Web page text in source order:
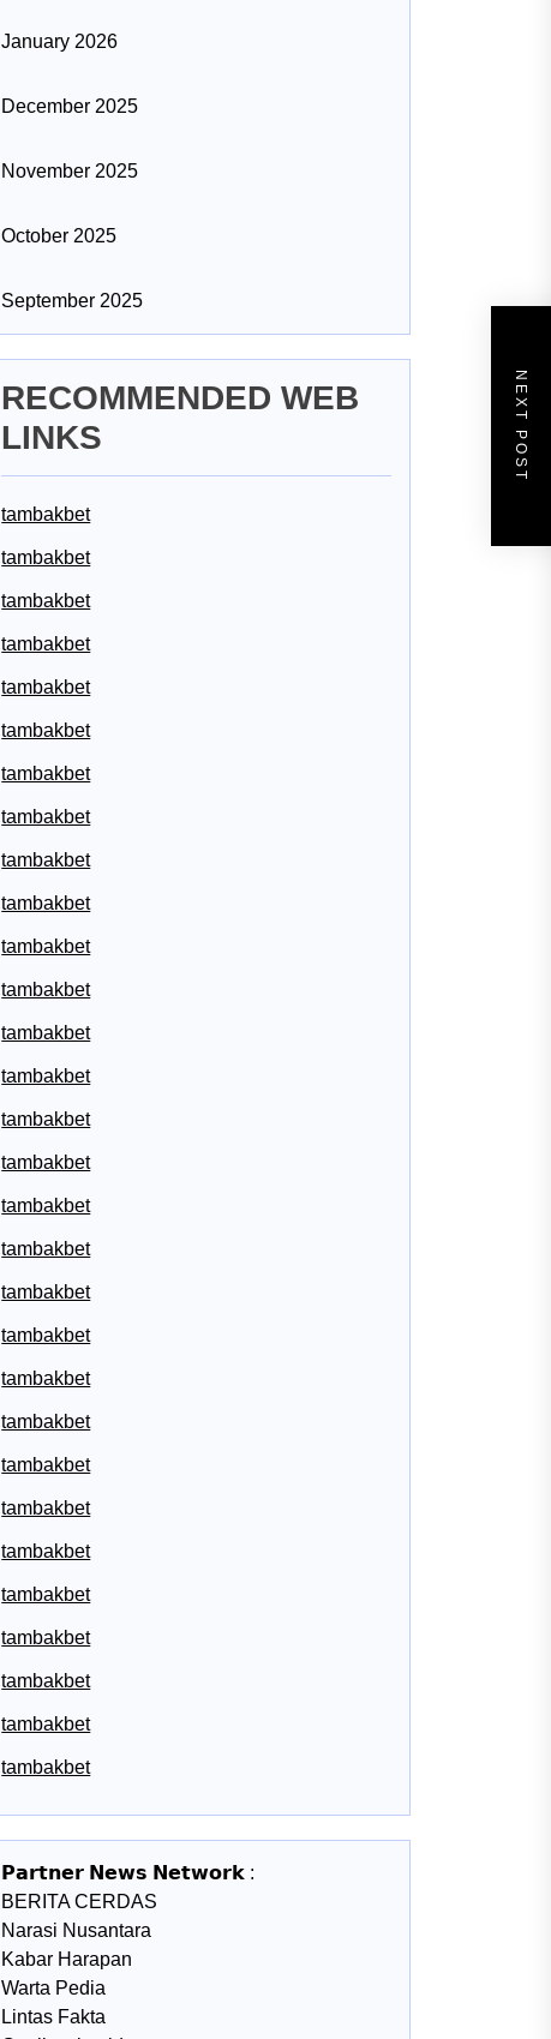
NEXT POST
January 2026
December 2025
November 2025
October 2025
September 2025
RECOMMENDED WEB
LINKS
tambakbet
tambakbet
tambakbet
tambakbet
tambakbet
tambakbet
tambakbet
tambakbet
tambakbet
tambakbet
tambakbet
tambakbet
tambakbet
tambakbet
tambakbet
tambakbet
tambakbet
tambakbet
tambakbet
tambakbet
tambakbet
tambakbet
tambakbet
tambakbet
tambakbet
tambakbet
tambakbet
tambakbet
tambakbet
tambakbet
𝗣𝗮𝗿𝘁𝗻𝗲𝗿 𝗡𝗲𝘄𝘀 𝗡𝗲𝘁𝘄𝗼𝗿𝗸 :
BERITA CERDAS
Narasi Nusantara
Kabar Harapan
Warta Pedia
Lintas Fakta